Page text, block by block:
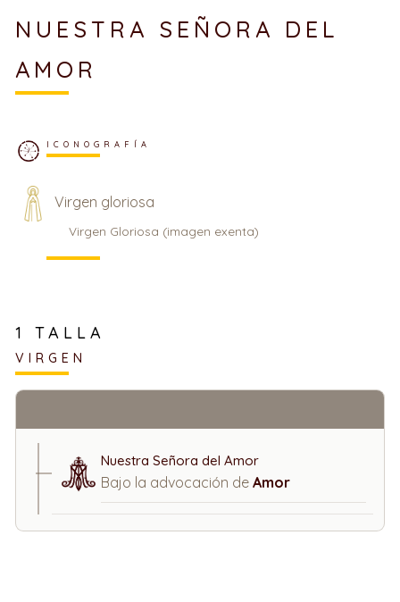
NUESTRA SEÑORA DEL
AMOR
ICONOGRAFÍA
Virgen gloriosa
Virgen Gloriosa (imagen exenta)
1 TALLA
VIRGEN
Nuestra Señora del Amor
Bajo la advocación de Amor